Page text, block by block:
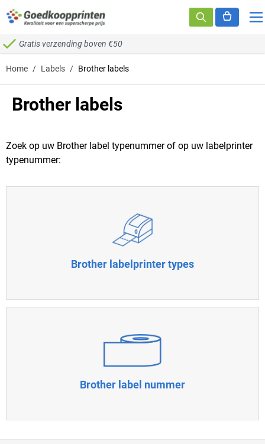
Ga naar de inhoud
Gratis verzending boven €50
Home / Labels / Brother labels
Brother labels
Zoek op uw Brother label typenummer of op uw labelprinter
typenummer:
Brother labelprinter types
Brother label nummer